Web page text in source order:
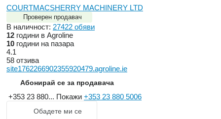
COURTMACSHERRY MACHINERY LTD
Проверен продавач
В наличност: 27422 обяви
12 години в Agroline
10 години на пазара
4.1
58 отзива
site1762266902355920479.agroline.ie
Абонирай се за продавача
+353 23 880... Покажи +353 23 880 5006
Обадете ми се